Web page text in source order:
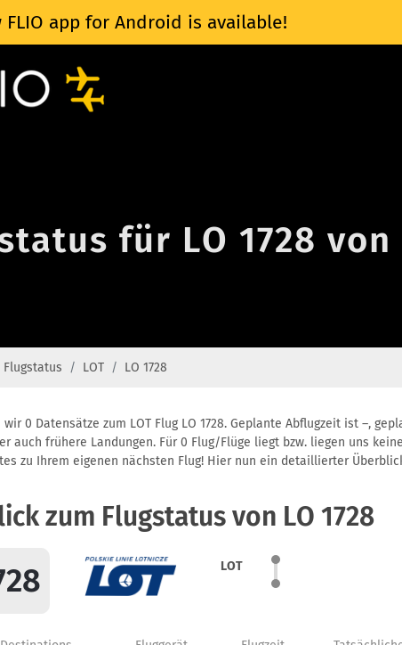
FLIO app for Android is available!
für LO 1728 von
Flugstatus LOT LO 1728
0 Datensätze zum LOT Flug LO 1728. Geplante Abflugzeit ist –,
auch frühere Landungen. Für 0 Flug/Flüge liegt bzw. liegen uns
zu Ihrem eigenen nächsten Flug! Hier nun ein detaillierter
zum Flugstatus von LO 1728
LOT